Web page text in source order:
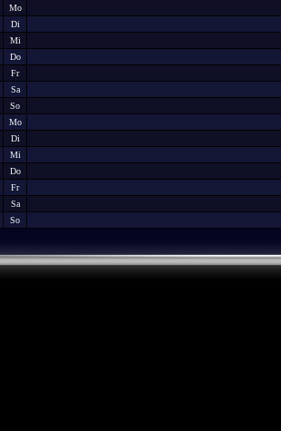
Mo
Di
Mi
Do
Fr
Sa
So
Mo
Di
Mi
Do
Fr
Sa
So